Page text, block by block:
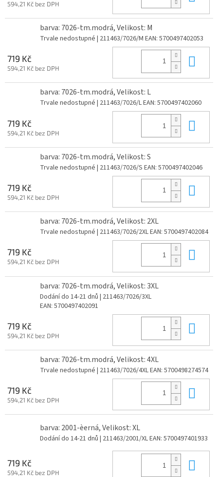
594,21 Kč bez DPH
barva: 7026-tm.modrá, Velikost: M
Trvale nedostupné | 211463/7026/M EAN: 5700497402053
719 Kč
594,21 Kč bez DPH
barva: 7026-tm.modrá, Velikost: L
Trvale nedostupné | 211463/7026/LEAN: 5700497402060
719 Kč
594,21 Kč bez DPH
barva: 7026-tm.modrá, Velikost: S
Trvale nedostupné | 211463/7026/S EAN: 5700497402046
719 Kč
594,21 Kč bez DPH
barva: 7026-tm.modrá, Velikost: 2XL
Trvale nedostupné | 211463/7026/2XLEAN: 5700497402084
719 Kč
594,21 Kč bez DPH
barva: 7026-tm.modrá, Velikost: 3XL
Dodání do 14-21 dnů | 211463/7026/3XL
EAN: 5700497402091
719 Kč
594,21 Kč bez DPH
barva: 7026-tm.modrá, Velikost: 4XL
Trvale nedostupné | 211463/7026/4XLEAN: 5700498274574
719 Kč
594,21 Kč bez DPH
barva: 2001-èerná, Velikost: XL
Dodání do 14-21 dnů | 211463/2001/XLEAN: 5700497401933
719 Kč
594,21 Kč bez DPH